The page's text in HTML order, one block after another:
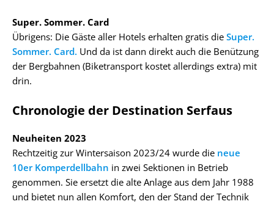
Super. Sommer. Card
Übrigens: Die Gäste aller Hotels erhalten gratis die Super.
Sommer. Card. Und da ist dann direkt auch die Benützung
der Bergbahnen (Biketransport kostet allerdings extra) mit
drin.
Chronologie der Destination Serfaus
Neuheiten 2023
Rechtzeitig zur Wintersaison 2023/24 wurde die neue
10er Komperdellbahn in zwei Sektionen in Betrieb
genommen. Sie ersetzt die alte Anlage aus dem Jahr 1988
und bietet nun allen Komfort, den der Stand der Technik